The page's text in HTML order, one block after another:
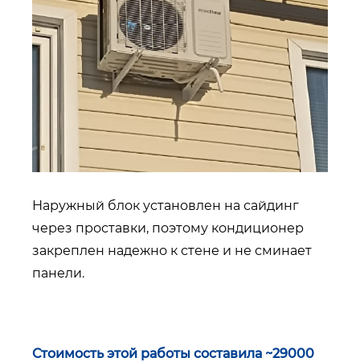
Наружный блок установлен на сайдинг
через проставки, поэтому кондиционер
закреплен надежно к стене и не сминает
панели.
Стоимость этой работы составила ~29000